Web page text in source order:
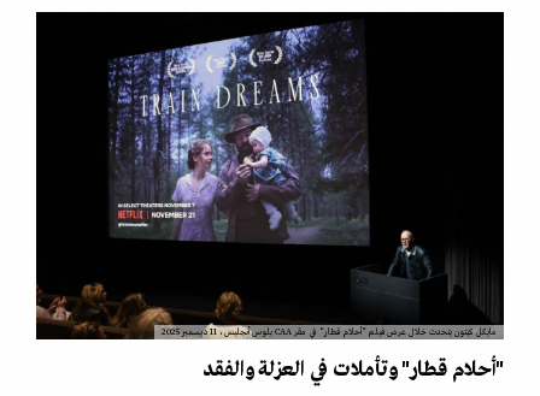
مايكل كيتون يتحدث خلال عرض فيلم "أحلام قطار" في مقر CAA بلوس أنجليس، 11 ديسمبر 2025
"أحلام قطار" وتأملات في العزلة والفقد